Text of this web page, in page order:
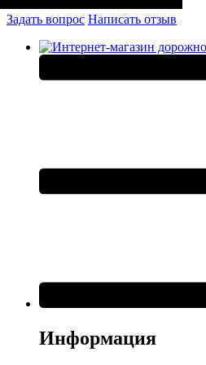
25*15*11
Задать вопрос Написать отзыв
Информация